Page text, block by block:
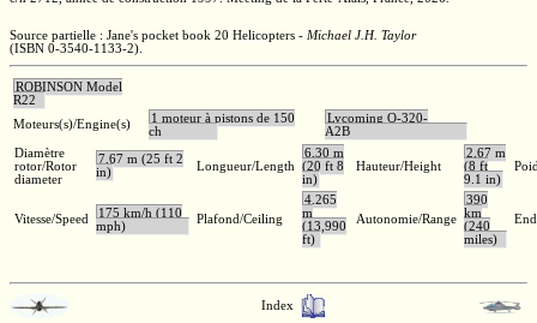
Source partielle : Jane's pocket book 20 Helicopters - Michael J.H. Taylor
(ISBN 0-3540-1133-2)
ROBINSON Model
R22
Moteurs(s)/Engine(s)
1 moteur à pistons de 150
ch
Lycoming O-320-
A2B
Diamètre
rotor/Rotor
diameter
7,67 m (25 ft 2
in)
Longueur/Length
6,30 m
(20 ft 8
in)
Hauteur/Height
2,67 m
(8 ft
9.1 in)
Vitesse/Speed
175 km/h (110
mph)
Plafond/Ceiling
4.265
m
(13,990
ft)
Autonomie/Range
390
km
(240
miles)
Index